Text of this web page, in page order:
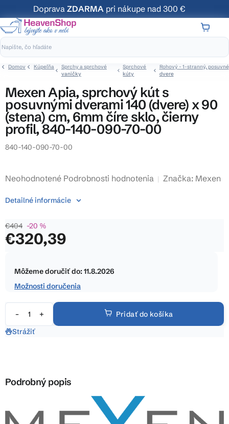
na
obsah
Doprava ZDARMA pri nákupe nad 300 €
Domov Kúpeľňa
Sprchy a sprchové
vaničky
Sprchové
kúty
Rohový - 1-stranný, posuvné
dvere
Mexen Apia, sprchový kút s
posuvnými dverami 140 (dvere) x 90
(stena) cm, 6mm číre sklo, čierny
profil, 840-140-090-70-00
840-140-090-70-00
Priemerné
produktu
0,0
z
Neohodnotené Podrobnosti hodnotenia Značka: Mexen
€404 –20 %
€320,39
cena:
Môžeme doručiť do:11.8.2026
Možnosti doručenia
Pridať do košíka
Detailné informácie
Strážiť
Podrobný popis